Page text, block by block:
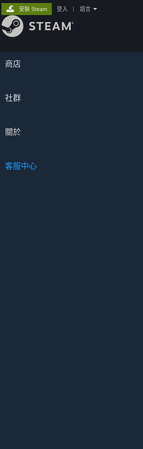
商店
社群
關於
客服中心
安裝 Steam 登入 語言